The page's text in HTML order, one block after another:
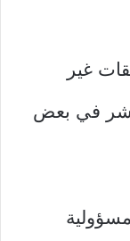
غير
في بعض